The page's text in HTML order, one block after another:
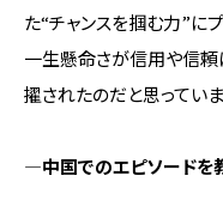
た“チャンスを掴む力”に
一生懸命さが信用や信
擢されたのだと思っていま
―中国でのエピソードを